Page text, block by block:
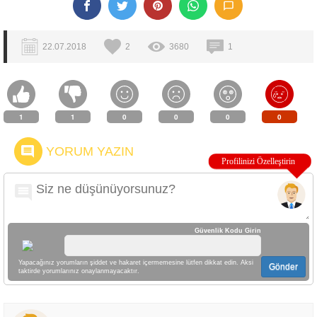
22.07.2018 2 3680 1
1 1 0 0 0 0
YORUM YAZIN
Güvenlik Kodu Girin
Yapacağınız yorumların şiddet ve hakaret içermemesine lütfen dikkat edin. Aksi
taktirde yorumlarınız onaylanmayacaktır.
Gönder